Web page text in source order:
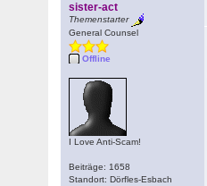
sister-act
Themenstarter
General Counsel
Offline
I Love Anti-Scam!
Beiträge: 1658
Standort: Dörfles-Esbach